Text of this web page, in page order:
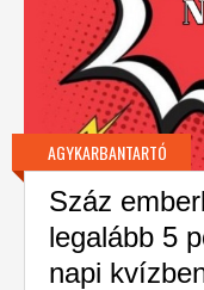
AGYKARBANTARTÓ
Száz
legalább 5
napi